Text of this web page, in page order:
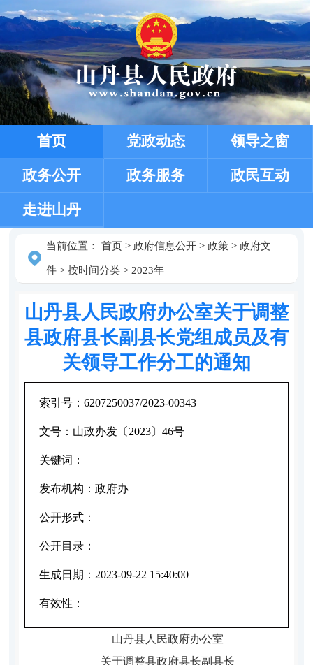
首页 党政动态 领导之窗
政务公开 政务服务 政民互动
走进山丹
当前位置： 首页> 政府信息公开> 政策> 政府文
件> 按时间分类> 2023年
山丹县人民政府办公室关于调整
县政府县长副县长党组成员及有
关领导工作分工的通知
索引号： 6207250037/2023-00343
文号： 山政办发〔2023〕46号
关键词：
发布机构： 政府办
公开形式：
公开目录：
生成日期： 2023-09-22 15:40:00
有效性：
山丹县人民政府办公室
关于调整县政府县长副县长